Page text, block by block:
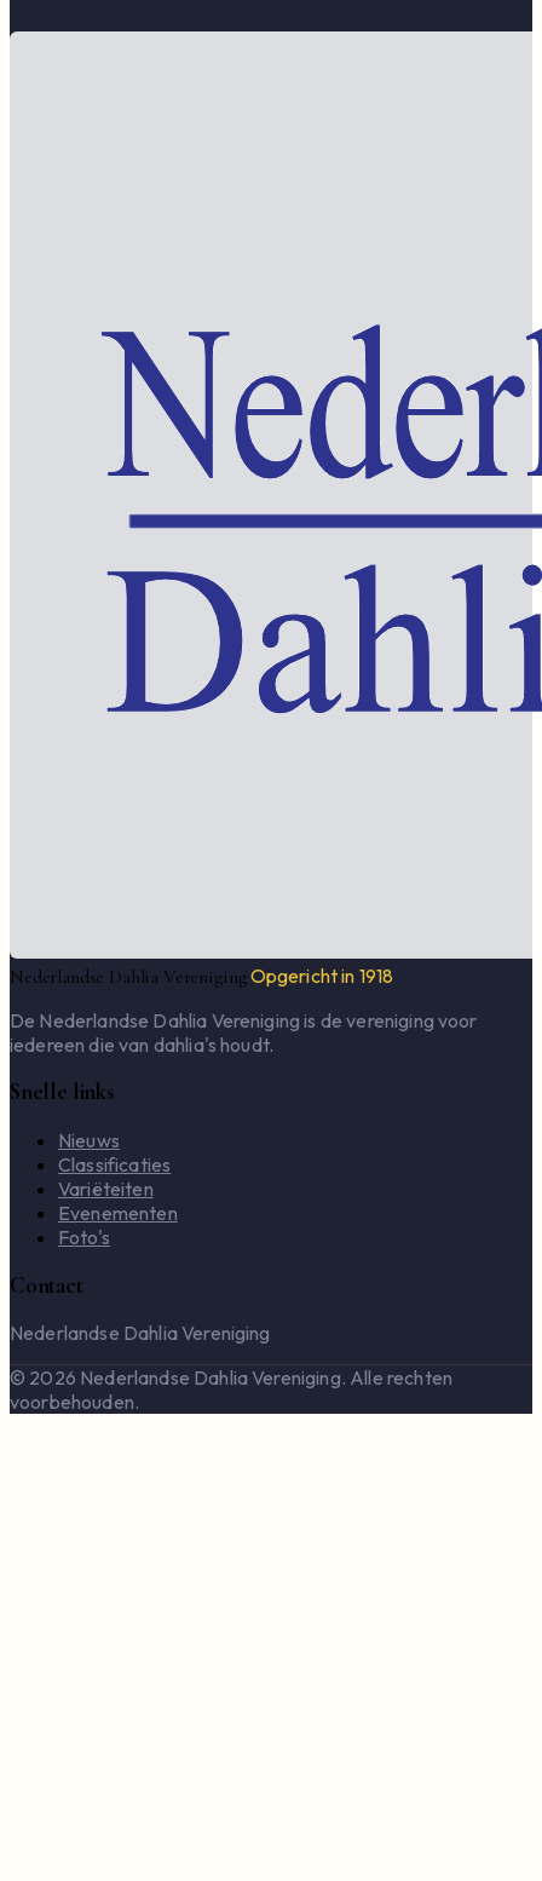
Nederlandse Dahlia VerenigingOpgericht in 1918
De Nederlandse Dahlia Vereniging is de vereniging voor
iedereen die van dahlia's houdt.
Snelle links
Nieuws
Classificaties
Variëteiten
Evenementen
Foto's
Contact
Nederlandse Dahlia Vereniging
© 2026 Nederlandse Dahlia Vereniging. Alle rechten
voorbehouden.